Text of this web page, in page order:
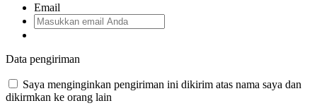
Email
Data pengiriman
Saya menginginkan pengiriman ini dikirim atas nama saya dan
dikirmkan ke orang lain